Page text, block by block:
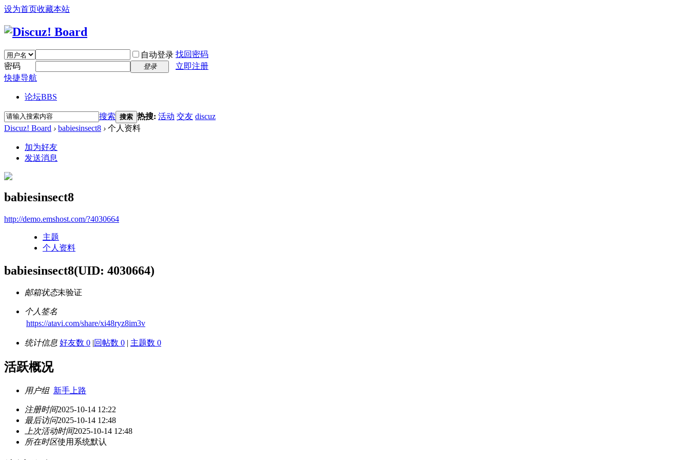
设为首页收藏本站
自动登录 找回密码
密码
登录
立即注册
快捷导航
论坛BBS
搜索 搜索 热搜: 活动 交友 discuz
Discuz! Board › babiesinsect8 › 个人资料
加为好友
发送消息
babiesinsect8
http://demo.emshost.com/?4030664
主题
个人资料
babiesinsect8(UID: 4030664)
邮箱状态未验证
个人签名
https://atavi.com/share/xi48ryz8im3v
统计信息 好友数 0 |回帖数 0 | 主题数 0
活跃概况
用户组 新手上路
注册时间2025-10-14 12:22
最后访问2025-10-14 12:48
上次活动时间2025-10-14 12:48
所在时区使用系统默认